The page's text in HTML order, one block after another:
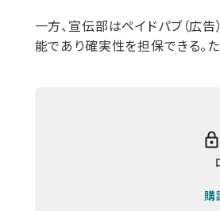
一方、宣伝部はペイドパブ（広
能であり確実性を担保できる。
購